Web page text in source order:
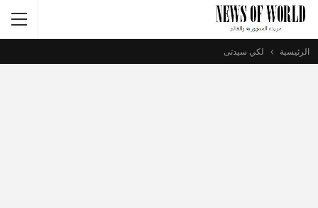
الرئيسية لكي سيدتى